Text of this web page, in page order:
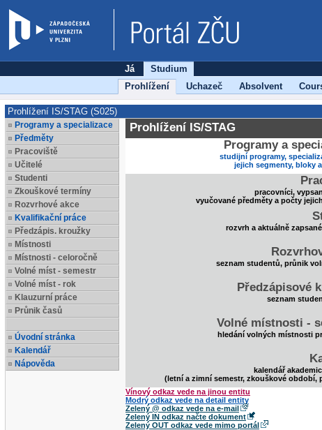
Já
Studium
Prohlížení
Uchazeč Absolvent
Prohlížení IS/STAG (S025)
Programy a specializace
Předměty
Pracoviště
Učitelé
Studenti
Zkouškové termíny
Rozvrhové akce
Kvalifikační práce
Předzápis. kroužky
Místnosti
Místnosti - celoročně
Volné míst - semestr
Volné míst - rok
Klauzurní práce
Průnik časů
Úvodní stránka
Kalendář
Nápověda
Prohlížení IS/STAG
Programy a
studijní programy,
jejich segmenty, bloky
pracovníci,
vyučované předměty a počty
rozvrh a aktuálně
seznam studentů, průnik
Předzápisové
seznam
Volné místnosti -
hledání volných místnosti
kalendář
(letní a zimní semestr, zkouškové období,
Vínový odkaz vede na jinou entitu
Modrý odkaz vede na detail entity
Zelený @ odkaz vede na e-mail
Zelený IN odkaz načte dokument
Zelený OUT odkaz vede mimo portál